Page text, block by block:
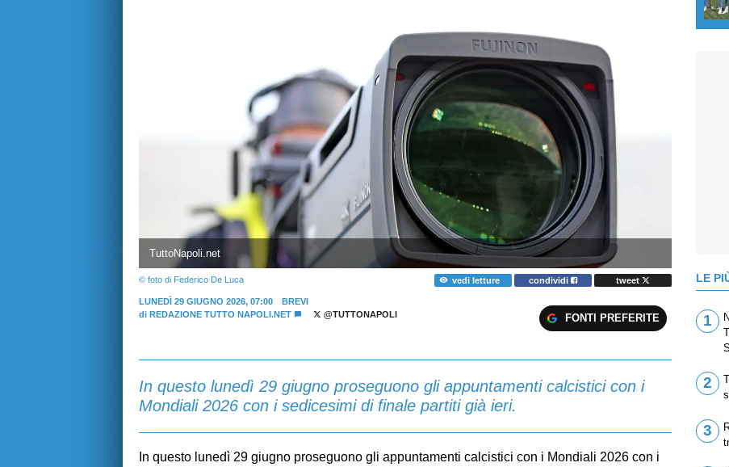
TuttoNapoli.net
© foto di Federico De Luca vedi letture condividi tweet
LUNEDÌ 29 GIUGNO 2026, 07:00
BREVI
di REDAZIONE TUTTO NAPOLI.NET @TUTTONAPOLI FONTI PREFERITE
In questo lunedì 29 giugno proseguono gli appuntamenti calcistici con i
Mondiali 2026 con i sedicesimi di finale partiti già ieri.
In questo lunedì 29 giugno proseguono gli appuntamenti calcistici con i Mondiali 2026 con i
LE
1
2
3